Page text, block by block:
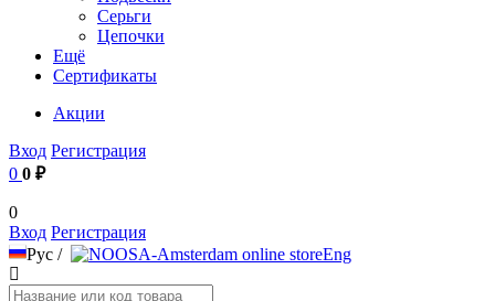
Серьги
Цепочки
Ещё
Сертификаты
Акции
Вход Регистрация
0 0 ₽
0
Вход Регистрация
Рус / Eng